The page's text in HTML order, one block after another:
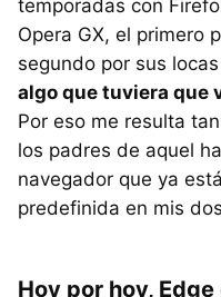
temporadas con
Opera GX, el primero
segundo por sus
algo que tuviera que
Por eso me resulta
los padres de aquel
navegador que ya
predefinida en mis
Hoy por hoy,